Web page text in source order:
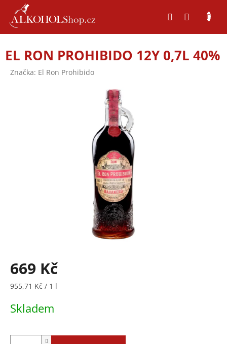
obsah
EL RON PROHIBIDO 12Y 0,7L 40%
Značka: El Ron Prohibido
669 Kč
Měrná
955,71 Kč / 1 l
Skladem